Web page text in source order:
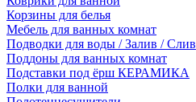
Корзины для белья
Мебель для ванных комнат
Подводки для воды / Залив / Слив
Поддоны для ванных комнат
Подставки под ёрш КЕРАМИКА
Полки для ванной